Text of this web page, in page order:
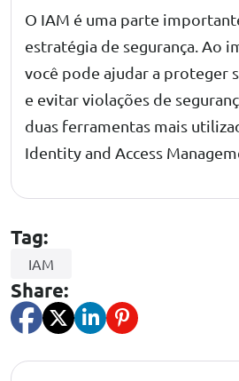
O IAM é uma parte
estratégia de segurança. Ao
você pode ajudar a proteger
e evitar violações de
duas ferramentas mais
Identity and Access
Tag:
IAM
Share: